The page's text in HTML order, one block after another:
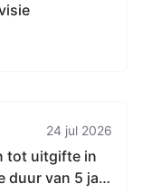
24 jul 2026
tot uitgifte in
duur van 5 jaar